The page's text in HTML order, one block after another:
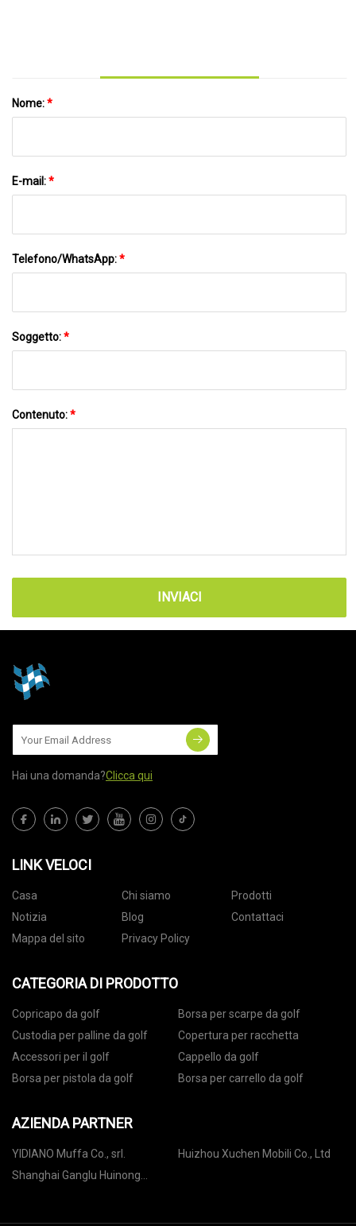
Nome:*
E-mail:*
Telefono/WhatsApp:*
Soggetto:*
Contenuto:*
INVIACI
Hai una domanda?Clicca qui
LINK VELOCI
Casa Chi siamo
Prodotti
Notizia
Blog
Contattaci
Mappa del sito
Privacy Policy
CATEGORIA DI PRODOTTO
Copricapo da golf
Borsa per scarpe da golf
Custodia per palline da golf
Copertura per racchetta
Accessori per il golf
Cappello da golf
Borsa per pistola da golf
Borsa per carrello da golf
AZIENDA PARTNER
YIDIANO Muffa Co., srl.
Huizhou Xuchen Mobili Co., Ltd
Shanghai Ganglu Huinong